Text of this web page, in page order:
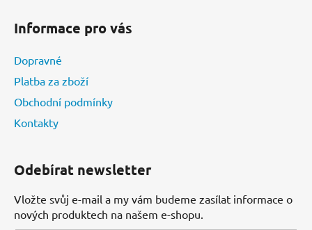
Informace pro vás
Dopravné
Platba za zboží
Obchodní podmínky
Kontakty
Odebírat newsletter
Vložte svůj e-mail a my vám budeme zasílat informace o
nových produktech na našem e-shopu.